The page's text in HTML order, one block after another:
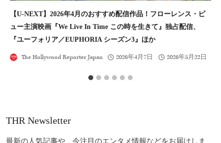
【U-NEXT】2026年4月のおすすめ配信作品！フローレンス・ピ
ュー主演映画『We Live In Time この時を生きて』独占配信、
『ユーフォリア／EUPHORIA シーズン3』ほか
The Hollywood Reporter Japan 2026年4月7日 2026年5月22日
THR Newsletter
最新の人気記事や、今注目のエンタメ情報などをお届けしま